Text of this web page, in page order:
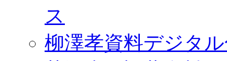
ス
柳澤孝資料デジタ